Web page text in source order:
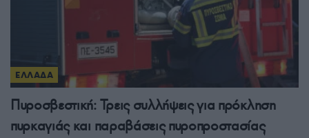
ΕΛΛΑΔΑ
Πυροσβεστική: Τρεις συλλήψεις για πρόκληση
πυρκαγιάς και παραβάσεις πυροπροστασίας